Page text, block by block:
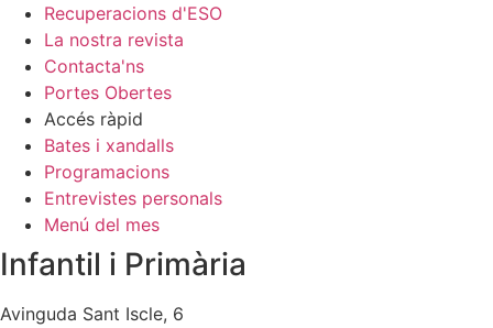
Recuperacions d'ESO
La nostra revista
Contacta'ns
Portes Obertes
Accés ràpid
Bates i xandalls
Programacions
Entrevistes personals
Menú del mes
Infantil i Primària
Avinguda Sant Iscle, 6